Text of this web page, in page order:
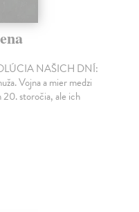
NAŠICH DNÍ:
Vojna a mier medzi
20. storočia, ale ich